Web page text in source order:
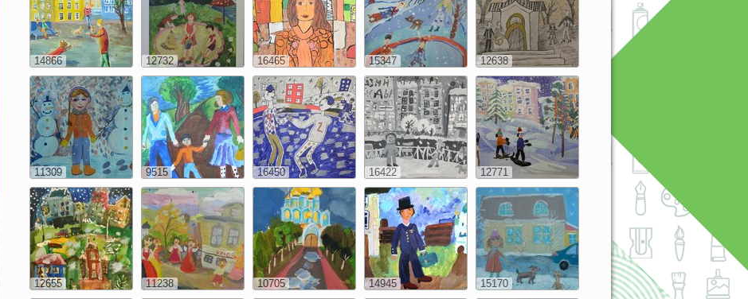
14866 12732 16465 15347 12638
11309 9515 16450 16422 12771
12655 11238 10705 14945 15170